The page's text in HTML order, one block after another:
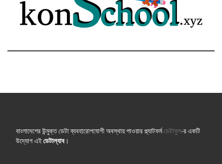
বাংলাদেশের উন্মুক্ত ডেটা ব্যবহারোপযোগী অবস্থায় পাওয়ার প্ল্যাটফর্মডেটাফুল-র একটি
উদ্যোগ এইডেটাল্যাব।